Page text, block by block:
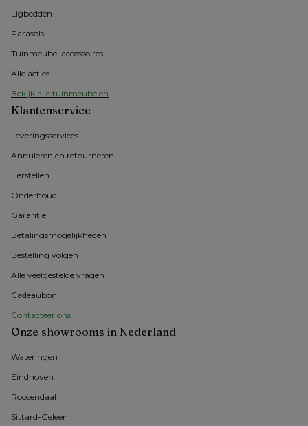
Ligbedden
Parasols
Tuinmeubel accessoires
Alle acties
Bekijk alle tuinmeubelen
Klantenservice
Leveringsservices
Annuleren en retourneren
Herstellen
Onderhoud
Garantie
Betalingsmogelijkheden
Bestelling volgen
Alle veelgestelde vragen
Cadeaubon
Contacteer ons
Onze showrooms in Nederland
Wateringen
Eindhoven
Roosendaal
Sittard-Geleen